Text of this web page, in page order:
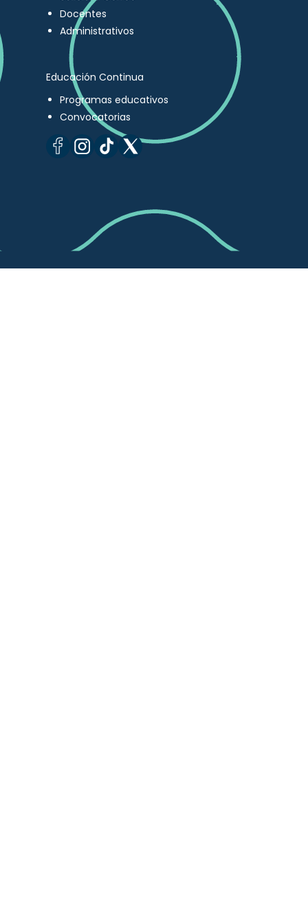
Docentes
Administrativos
Educación Continua
Programas educativos
Convocatorias